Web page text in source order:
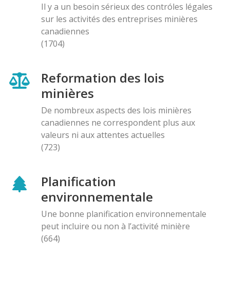
Il y a un besoin sérieux des contróles légales
sur les activités des entreprises minières
canadiennes
(1704)
Reformation des lois
minières
De nombreux aspects des lois minières
canadiennes ne correspondent plus aux
valeurs ni aux attentes actuelles
(723)
Planification
environnementale
Une bonne planification environnementale
peut incluire ou non à l’activité minière
(664)